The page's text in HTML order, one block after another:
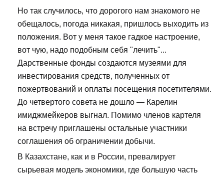
Но так случилось, что дорогого нам знакомого не
обещалось, погода никакая, пришлось выходить из
положения. Вот у меня такое гадкое настроение,
вот чую, надо подобным себя "лечить"...
Дарственные фонды создаются музеями для
инвестирования средств, полученных от
пожертвований и оплаты посещения посетителями.
До четвертого совета не дошло — Карелин
имиджмейкеров выгнал. Помимо членов картеля
на встречу приглашены остальные участники
соглашения об ограничении добычи.
В Казахстане, как и в России, превалирует
сырьевая модель экономики, где большую часть